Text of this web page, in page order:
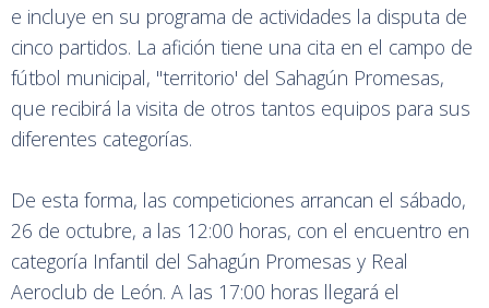
e incluye en su programa de actividades la disputa de
cinco partidos. La afición tiene una cita en el campo de
fútbol municipal, ''territorio' del Sahagún Promesas,
que recibirá la visita de otros tantos equipos para sus
diferentes categorías.
De esta forma, las competiciones arrancan el sábado,
26 de octubre, a las 12:00 horas, con el encuentro en
categoría Infantil del Sahagún Promesas y Real
Aeroclub de León. A las 17:00 horas llegará el